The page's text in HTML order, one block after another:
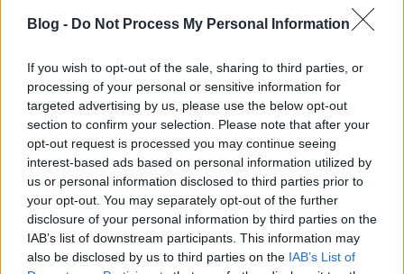
Blog - Do Not Process My Personal Information
If you wish to opt-out of the sale, sharing to third parties, or
processing of your personal or sensitive information for
targeted advertising by us, please use the below opt-out
section to confirm your selection. Please note that after your
opt-out request is processed you may continue seeing
interest-based ads based on personal information utilized by
us or personal information disclosed to third parties prior to
your opt-out. You may separately opt-out of the further
disclosure of your personal information by third parties on the
IAB’s list of downstream participants. This information may
also be disclosed by us to third parties on the IAB’s List of
Falburkolatok
A természetes anyagú falburkolatok nagyon
otthonossá változtatják a nappalit. Ezeken a képeken
jól látszik, mekkora átalakuláson ment keresztül ez a
helyiség. A bútorok változatlanok maradtak,
mindössze a raklapból házilag készített burkolat az
újdonság - és mekkora a különbség!